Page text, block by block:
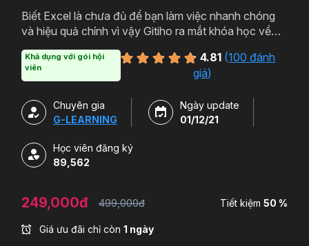
Biết Excel là chưa đủ để bạn làm việc nhanh chóng
và hiệu quả chính vì vậy Gitiho ra mắt khóa học về
văn phòng sẽ tự tin thao tác về những hàm, công cụ
trong Excel và ứng dụng để giải quyết công việc một
Khả dụng với gói hội
viên
4.81 (100 đánh
giá)
Chuyên gia
G-LEARNING
Ngày update
01/12/21
Học viên đăng ký
89,562
249,000đ 499,000đ Tiết kiệm 50 %
Giá ưu đãi chỉ còn 1 ngày